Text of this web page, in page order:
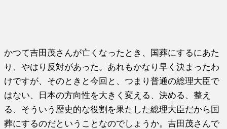
かつて吉田茂さんが亡くなったとき、国葬にするにあた
り、やはり反対があった。あれもかなり早く決まったわ
けですが、そのときと今回と、つまり普通の総理大臣で
はない、日本の方向性を大きく変える、決める、整え
る、そういう歴史的な役割を果たした総理大臣だから国
葬にするのだということなのでしょうか。吉田茂さんで